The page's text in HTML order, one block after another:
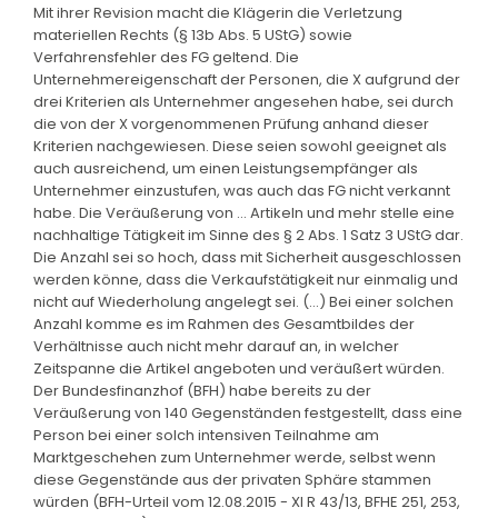
Mit ihrer Revision macht die Klägerin die Verletzung
materiellen Rechts (§ 13b Abs. 5 UStG) sowie
Verfahrensfehler des FG geltend. Die
Unternehmereigenschaft der Personen, die X aufgrund der
drei Kriterien als Unternehmer angesehen habe, sei durch
die von der X vorgenommenen Prüfung anhand dieser
Kriterien nachgewiesen. Diese seien sowohl geeignet als
auch ausreichend, um einen Leistungsempfänger als
Unternehmer einzustufen, was auch das FG nicht verkannt
habe. Die Veräußerung von ... Artikeln und mehr stelle eine
nachhaltige Tätigkeit im Sinne des § 2 Abs. 1 Satz 3 UStG dar.
Die Anzahl sei so hoch, dass mit Sicherheit ausgeschlossen
werden könne, dass die Verkaufstätigkeit nur einmalig und
nicht auf Wiederholung angelegt sei. (...) Bei einer solchen
Anzahl komme es im Rahmen des Gesamtbildes der
Verhältnisse auch nicht mehr darauf an, in welcher
Zeitspanne die Artikel angeboten und veräußert würden.
Der Bundesfinanzhof (BFH) habe bereits zu der
Veräußerung von 140 Gegenständen festgestellt, dass eine
Person bei einer solch intensiven Teilnahme am
Marktgeschehen zum Unternehmer werde, selbst wenn
diese Gegenstände aus der privaten Sphäre stammen
würden (BFH-Urteil vom 12.08.2015 - XI R 43/13, BFHE 251, 253,